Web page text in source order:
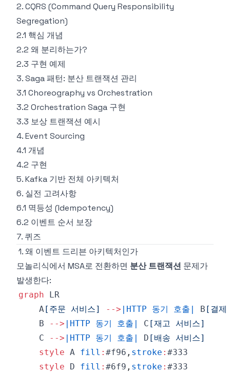
2. CQRS (Command Query Responsibility
Segregation)
2.1 핵심 개념
2.2 왜 분리하는가?
2.3 구현 예제
3. Saga 패턴: 분산 트랜잭션 관리
3.1 Choreography vs Orchestration
3.2 Orchestration Saga 구현
3.3 보상 트랜잭션 예시
4. Event Sourcing
4.1 개념
4.2 구현
5. Kafka 기반 전체 아키텍처
6. 실전 고려사항
6.1 멱등성 (Idempotency)
6.2 이벤트 순서 보장
7. 퀴즈
1. 왜 이벤트 드리븐 아키텍처인가
모놀리식에서 MSA로 전환하면 분산 트랜잭션 문제가
발생한다:
graph
    A
[주문 서비스] --> |HTTP 동기 호출| B [결
    B
--> |HTTP 동기 호출| C [재고 서비스]
    C
--> |HTTP 동기 호출| D [배송 서비스]
style A fill : #f96 , stroke : #333
style D fill : #6f9 , stroke : #333